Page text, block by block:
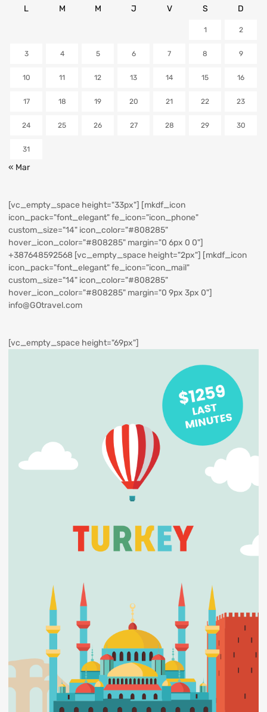
L
M M J V S D
1 2
3 4 5 6 7 8 9
10 11 12 13 14 15 16
17 18 19 20 21 22 23
24 25 26 27 28 29 30
31
« Mar
[vc_empty_space height="33px"] [mkdf_icon
icon_pack="font_elegant" fe_icon="icon_phone"
custom_size="14" icon_color="#808285"
hover_icon_color="#808285" margin="0 6px 0 0"]
+387648592568 [vc_empty_space height="2px"] [mkdf_icon
icon_pack="font_elegant" fe_icon="icon_mail"
custom_size="14" icon_color="#808285"
hover_icon_color="#808285" margin="0 9px 3px 0"]
info@GOtravel.com
[vc_empty_space height="69px"]